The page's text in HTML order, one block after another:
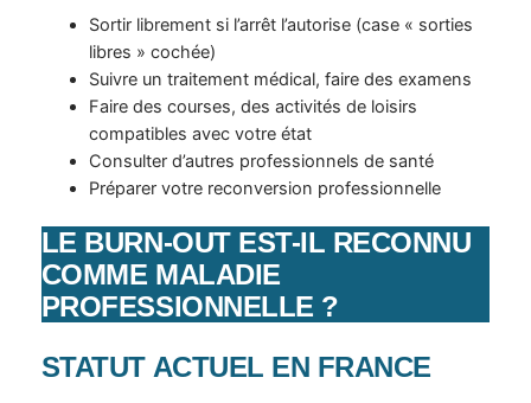
Sortir librement si l’arrêt l’autorise (case « sorties
libres » cochée)
Suivre un traitement médical, faire des examens
Faire des courses, des activités de loisirs
compatibles avec votre état
Consulter d’autres professionnels de santé
Préparer votre reconversion professionnelle
LE BURN-OUT EST-IL RECONNU
COMME MALADIE
PROFESSIONNELLE ?
STATUT ACTUEL EN FRANCE